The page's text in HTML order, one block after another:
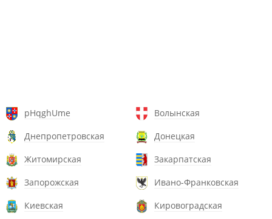
pHqghUme
Волынская
Днепропетровская
Донецкая
Житомирская
Закарпатская
Запорожская
Ивано-Франковская
Киевская
Кировоградская